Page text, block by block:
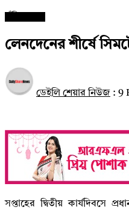
লেনদেনের শীর্ষে
ডেইলি শেয়ার নিউজ : 9
সপ্তাহের দ্বিতীয় কার্যদিবসে